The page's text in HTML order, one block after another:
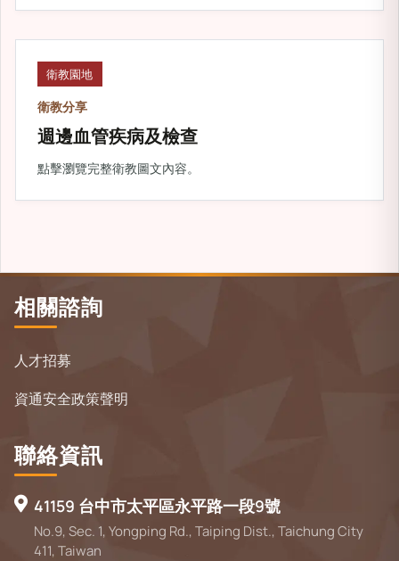
衛教園地
衛教分享
週邊血管疾病及檢查
點擊瀏覽完整衛教圖文內容。
相關諮詢
人才招募
資通安全政策聲明
聯絡資訊
41159 台中市太平區永平路一段9號
No.9, Sec. 1, Yongping Rd., Taiping Dist., Taichung City
411, Taiwan